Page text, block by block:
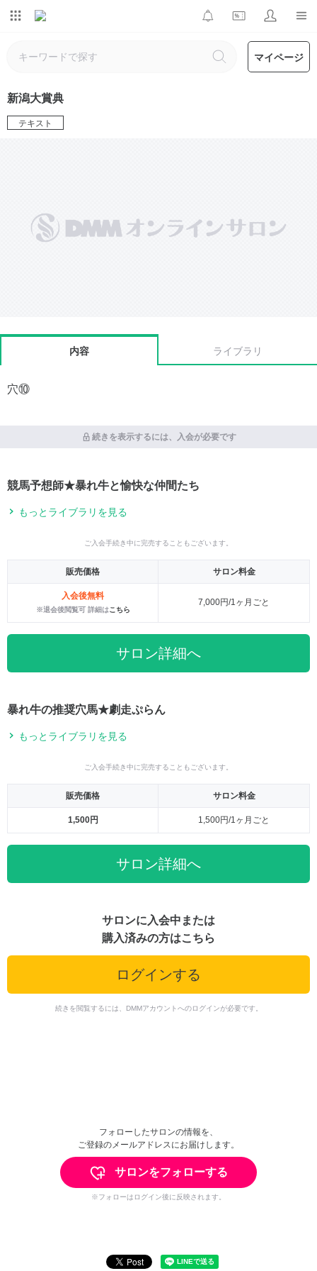
マイページ
新潟大賞典
テキスト
内容 ライブラリ
穴⑩
続きを表示するには、入会が必要です
競馬予想師★暴れ牛と愉快な仲間たち
もっとライブラリを見る
ご入会手続き中に完売することもございます。
販売価格 サロン料金
入会後無料
※退会後閲覧可 詳細はこちら
7,000円/1ヶ月ごと
サロン詳細へ
暴れ牛の推奨穴馬★劇走ぷらん
もっとライブラリを見る
ご入会手続き中に完売することもございます。
販売価格 サロン料金
1,500円 1,500円/1ヶ月ごと
サロン詳細へ
サロンに入会中または
購入済みの方はこちら
ログインする
続きを閲覧するには、DMMアカウントへのログインが必要です。
フォローしたサロンの情報を、
ご登録のメールアドレスにお届けします。
サロンをフォローする
※フォローはログイン後に反映されます。